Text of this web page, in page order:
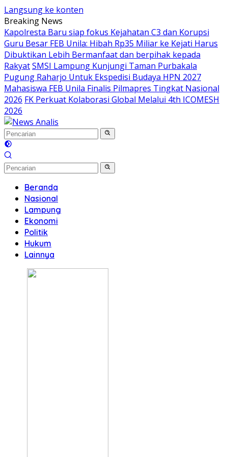
Langsung ke konten
Breaking News
Kapolresta Baru siap fokus Kejahatan C3 dan Korupsi
Guru Besar FEB Unila: Hibah Rp35 Miliar ke Kejati Harus
Dibuktikan Lebih Bermanfaat dan berpihak kepada
RakyatSMSI Lampung Kunjungi Taman Purbakala
Pugung Raharjo Untuk Ekspedisi Budaya HPN 2027
Mahasiswa FEB Unila Finalis Pilmapres Tingkat Nasional
2026 FK Perkuat Kolaborasi Global Melalui 4th ICOMESH
2026
Beranda
Nasional
Lampung
Ekonomi
Politik
Hukum
Lainnya